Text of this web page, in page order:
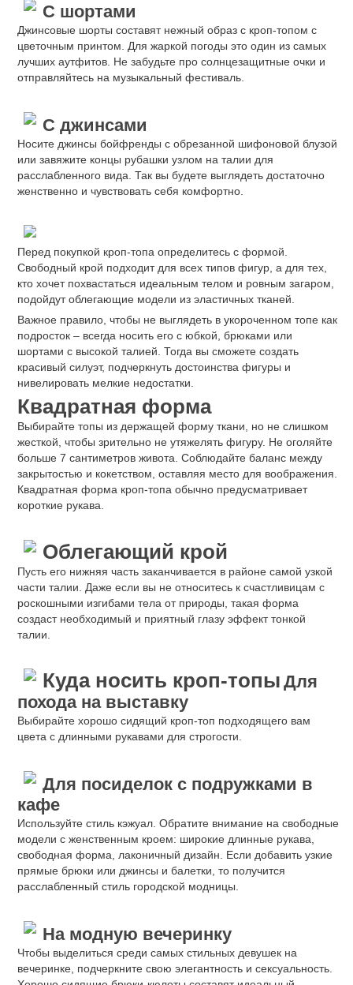
С шортами
Джинсовые шорты составят нежный образ с кроп-топом с
цветочным принтом. Для жаркой погоды это один из самых
лучших аутфитов. Не забудьте про солнцезащитные очки и
отправляйтесь на музыкальный фестиваль.
С джинсами
Носите джинсы бойфренды с обрезанной шифоновой блузой
или завяжите концы рубашки узлом на талии для
расслабленного вида. Так вы будете выглядеть достаточно
женственно и чувствовать себя комфортно.
Перед покупкой кроп-топа определитесь с формой.
Свободный крой подходит для всех типов фигур, а для тех,
кто хочет похвастаться идеальным телом и ровным загаром,
подойдут облегающие модели из эластичных тканей.
Важное правило, чтобы не выглядеть в укороченном топе как
подросток – всегда носить его с юбкой, брюками или
шортами с высокой талией. Тогда вы сможете создать
красивый силуэт, подчеркнуть достоинства фигуры и
нивелировать мелкие недостатки.
Квадратная форма
Выбирайте топы из держащей форму ткани, но не слишком
жесткой, чтобы зрительно не утяжелять фигуру. Не оголяйте
больше 7 сантиметров живота. Соблюдайте баланс между
закрытостью и кокетством, оставляя место для воображения.
Квадратная форма кроп-топа обычно предусматривает
короткие рукава.
Облегающий крой
Пусть его нижняя часть заканчивается в районе самой узкой
части талии. Даже если вы не относитесь к счастливицам с
роскошными изгибами тела от природы, такая форма
создаст необходимый и приятный глазу эффект тонкой
талии.
Куда носить кроп-топы Для
похода на выставку
Выбирайте хорошо сидящий кроп-топ подходящего вам
цвета с длинными рукавами для строгости.
Для посиделок с подружками в
кафе
Используйте стиль кэжуал. Обратите внимание на свободные
модели с женственным кроем: широкие длинные рукава,
свободная форма, лаконичный дизайн. Если добавить узкие
прямые брюки или джинсы и балетки, то получится
расслабленный стиль городской модницы.
На модную вечеринку
Чтобы выделиться среди самых стильных девушек на
вечеринке, подчеркните свою элегантность и сексуальность.